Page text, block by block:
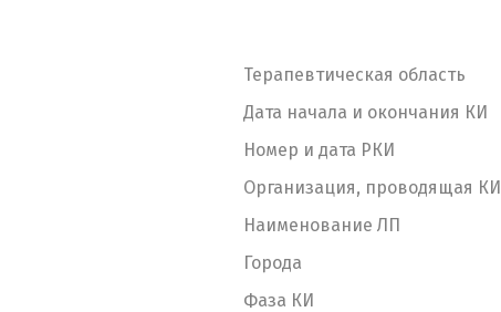
Терапевтическая область
Дата начала и окончания КИ
Номер и дата РКИ
Организация, проводящая КИ
Наименование ЛП
Города
Фаза КИ